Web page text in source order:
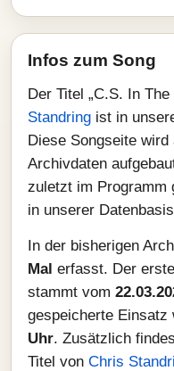
Infos zum Song
Der Titel „C.S. In
Standring ist in
Diese Songseite
Archivdaten
zuletzt im Programm
in unserer
In der bisherigen
Mal erfasst. Der
stammt vom
gespeicherte Einsatz
Uhr. Zusätzlich
Titel von Chris